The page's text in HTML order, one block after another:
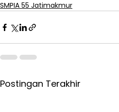
SMPIA 55 Jatimakmur
Postingan Terakhir